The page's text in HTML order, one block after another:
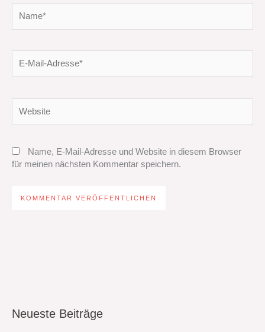
Mail-
Name, E-Mail-Adresse und Website in diesem Browser
für meinen nächsten Kommentar speichern.
Neueste Beiträge